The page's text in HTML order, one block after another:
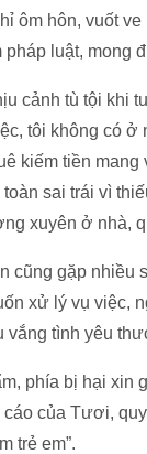
ôm hôn, vuốt
pháp luật, mong
cảnh tù tội khi
tôi không có
kiếm tiền
sai trái vì
xuyên ở nhà,
cũng gặp nhiều
xử lý vụ việc,
vắng tình yêu
phía bị hại xin
của Tươi,
trẻ em”.